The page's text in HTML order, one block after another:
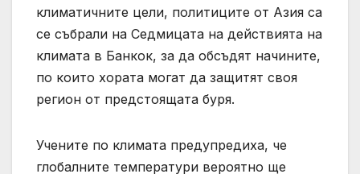
климатичните цели, политиците от Азия са
се събрали на Седмицата на действията на
климата в Банкок, за да обсъдят начините,
по които хората могат да защитят своя
регион от предстоящата буря.
Учените по климата предупредиха, че
глобалните температури вероятно ще